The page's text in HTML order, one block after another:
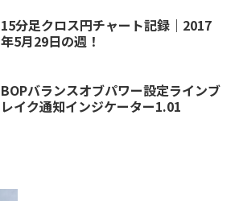
15分足クロス円チャート記録｜2017
年5月29日の週！
BOPバランスオブパワー設定ラインブ
レイク通知インジケーター1.01